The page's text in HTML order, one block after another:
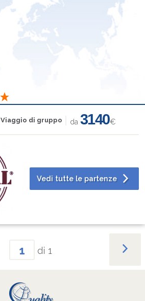
Viaggio di gruppo da 3140€
Vedi tutte le partenze
1 di 1